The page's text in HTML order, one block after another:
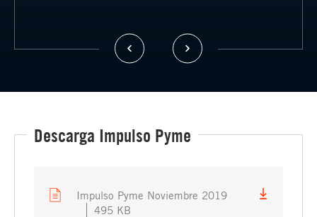
Descarga Impulso Pyme
Impulso Pyme Noviembre 2019
495 KB